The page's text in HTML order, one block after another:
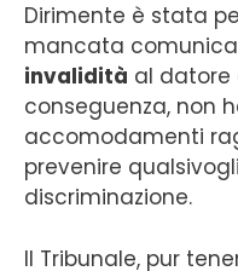
Dirimente è stata
mancata
invalidità al datore
conseguenza, non
accomodamenti
prevenire
discriminazione.
Il Tribunale, pur